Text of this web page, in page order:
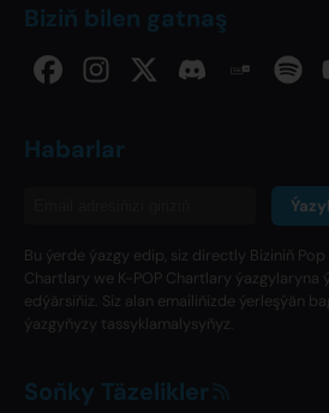
Biziň bilen gatnaş
Habarlar
Bu ýerde ýazgy edip, siz directly Biziniň
Chartlary we K-POP Chartlary ýazgylaryna
edýärsiňiz. Siz alan emailiňizde ýerleşýän
ýazgyňyzy tassyklamalysyňyz.
Soňky Täzelikler